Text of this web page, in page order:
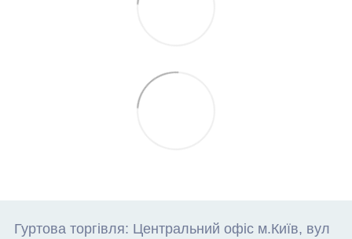
Гуртова торгівля: Центральний офіс м.Київ, вул